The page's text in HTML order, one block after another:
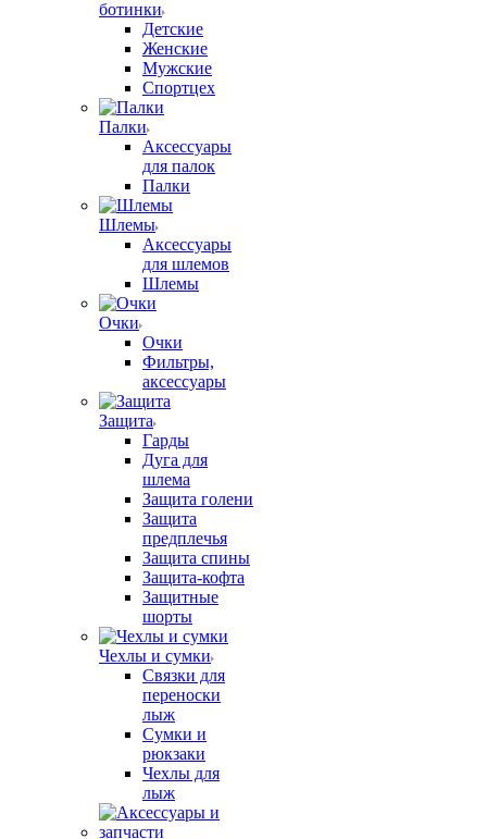
ботинки
Детские
Женские
Мужские
Спортцех
Палки
Аксессуары
для палок
Палки
Шлемы
Аксессуары
для шлемов
Шлемы
Очки
Очки
Фильтры,
аксессуары
Защита
Гарды
Дуга для
шлема
Защита голени
Защита
предплечья
Защита спины
Защита-кофта
Защитные
шорты
Чехлы и сумки
Связки для
переноски
лыж
Сумки и
рюкзаки
Чехлы для
лыж